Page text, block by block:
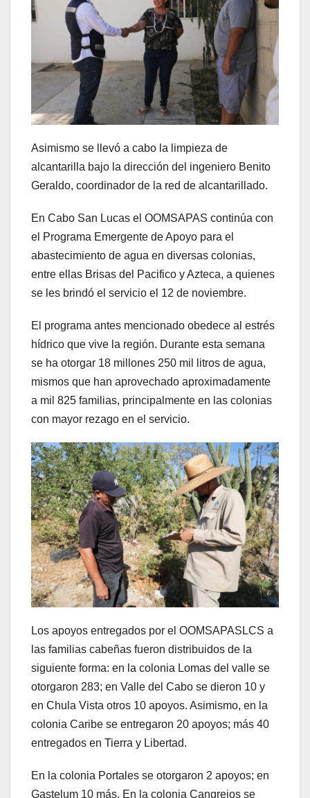
Asimismo se llevó a cabo la limpieza de
alcantarilla bajo la dirección del ingeniero Benito
Geraldo, coordinador de la red de alcantarillado.
En Cabo San Lucas el OOMSAPAS continúa con
el Programa Emergente de Apoyo para el
abastecimiento de agua en diversas colonias,
entre ellas Brisas del Pacifico y Azteca, a quienes
se les brindó el servicio el 12 de noviembre.
El programa antes mencionado obedece al estrés
hídrico que vive la región. Durante esta semana
se ha otorgar 18 millones 250 mil litros de agua,
mismos que han aprovechado aproximadamente
a mil 825 familias, principalmente en las colonias
con mayor rezago en el servicio.
Los apoyos entregados por el OOMSAPASLCS a
las familias cabeñas fueron distribuidos de la
siguiente forma: en la colonia Lomas del valle se
otorgaron 283; en Valle del Cabo se dieron 10 y
en Chula Vista otros 10 apoyos. Asimismo, en la
colonia Caribe se entregaron 20 apoyos; más 40
entregados en Tierra y Libertad.
En la colonia Portales se otorgaron 2 apoyos; en
Gastelum 10 más. En la colonia Cangrejos se